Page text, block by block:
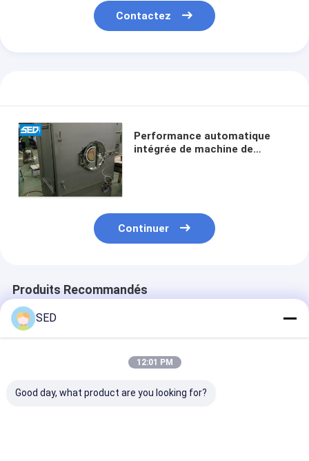
Contactez
Performance automatique
intégrée de machine de
Continuer
Produits Recommandés
SED
12:01 PM
Good day, what product are you looking for?